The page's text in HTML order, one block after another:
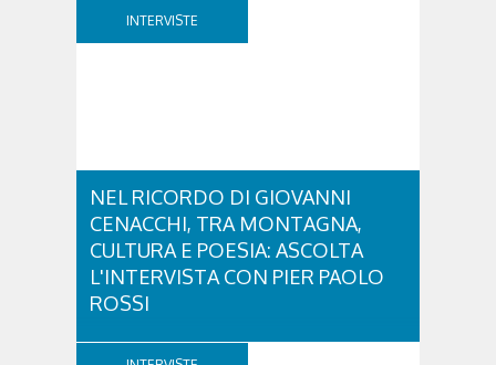
cultura del benessere e dei corretti stili di vita.
Promosso dalla Wellness Foundation –
INTERVISTE
NEL RICORDO DI GIOVANNI
CENACCHI, TRA MONTAGNA,
CULTURA E POESIA: ASCOLTA
L'INTERVISTA CON PIER PAOLO
ROSSI